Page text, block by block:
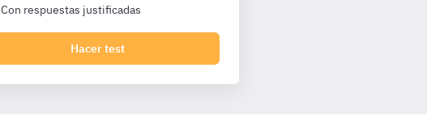
Con respuestas justificadas
Hacer test